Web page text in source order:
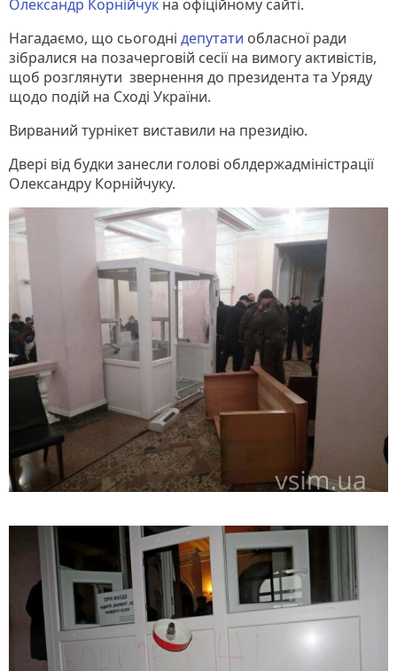
Олександр Корнійчук на офіційному сайті.
Нагадаємо, що сьогодні депутати обласної ради
зібралися на позачерговій сесії на вимогу активістів,
щоб розглянути звернення до президента та Уряду
щодо подій на Сході України.
Вирваний турнікет виставили на президію.
Двері від будки занесли голові облдержадміністрації
Олександру Корнійчуку.